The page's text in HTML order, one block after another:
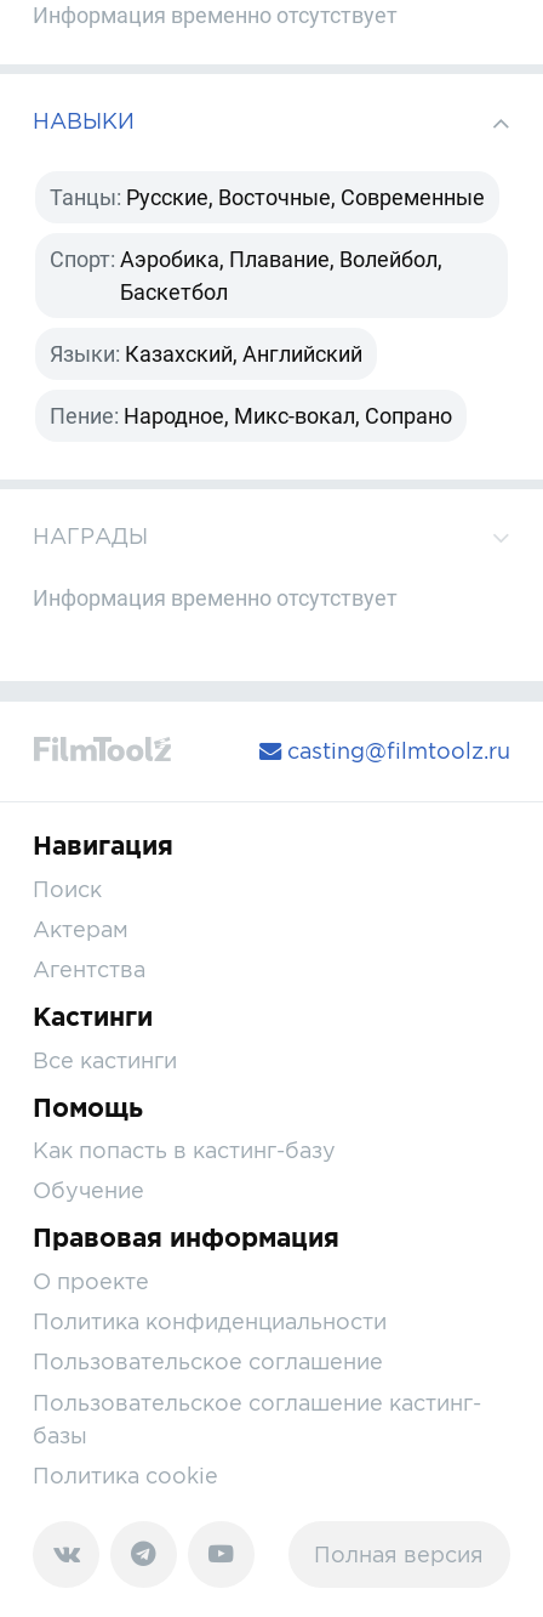
Информация временно отсутствует
НАВЫКИ
Танцы: Русские, Восточные, Современные
Спорт: Аэробика, Плавание, Волейбол,
Баскетбол
Языки: Казахский, Английский
Пение: Народное, Микс-вокал, Сопрано
НАГРАДЫ
Информация временно отсутствует
casting@filmtoolz.ru
Навигация
Поиск
Актерам
Агентства
Кастинги
Все кастинги
Помощь
Как попасть в кастинг-базу
Обучение
Правовая информация
О проекте
Политика конфиденциальности
Пользовательское соглашение
Пользовательское соглашение кастинг-
базы
Политика cookie
Полная версия